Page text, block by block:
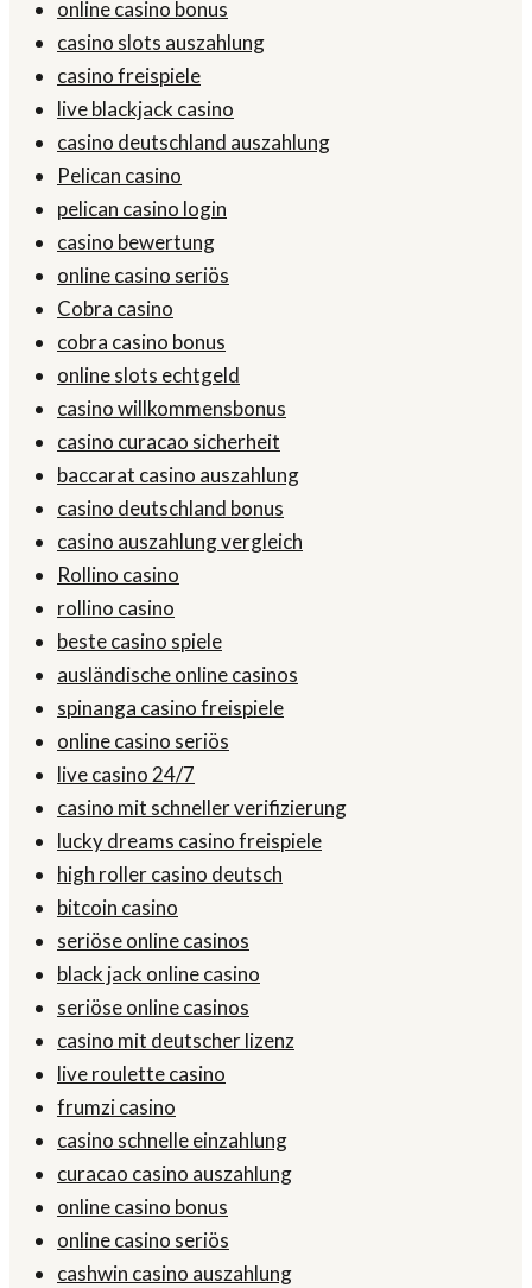
online casino bonus
casino slots auszahlung
casino freispiele
live blackjack casino
casino deutschland auszahlung
Pelican casino
pelican casino login
casino bewertung
online casino seriös
Cobra casino
cobra casino bonus
online slots echtgeld
casino willkommensbonus
casino curacao sicherheit
baccarat casino auszahlung
casino deutschland bonus
casino auszahlung vergleich
Rollino casino
rollino casino
beste casino spiele
ausländische online casinos
spinanga casino freispiele
online casino seriös
live casino 24/7
casino mit schneller verifizierung
lucky dreams casino freispiele
high roller casino deutsch
bitcoin casino
seriöse online casinos
black jack online casino
seriöse online casinos
casino mit deutscher lizenz
live roulette casino
frumzi casino
casino schnelle einzahlung
curacao casino auszahlung
online casino bonus
online casino seriös
cashwin casino auszahlung